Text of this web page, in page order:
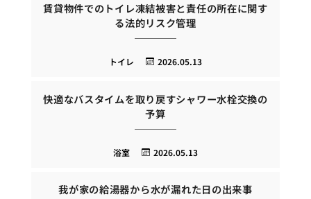
賃貸物件でのトイレ凍結被害と責任の所在に関す
る法的リスク管理
2026.05.13
トイレ
快適なバスタイムを取り戻すシャワー水栓交換の
予算
2026.05.13
浴室
我が家の給湯器から水が漏れた日の出来事